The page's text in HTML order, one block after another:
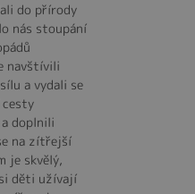
do přírody
nás stoupání
navštívili
a vydali se
cesty
doplnili
na zítřejší
je skvělý,
děti užívají